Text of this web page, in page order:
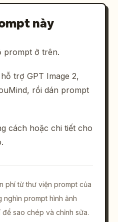
này
prompt ở trên.
trợ GPT Image 2,
rồi dán prompt
cách hoặc chi tiết cho
phí từ thư viện prompt của
nghìn prompt hình ảnh
sao chép và chỉnh sửa.